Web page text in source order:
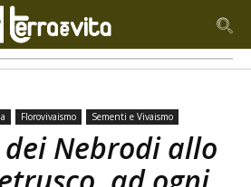
Florovivaismo Sementi e Vivaismo
dei Nebrodi allo